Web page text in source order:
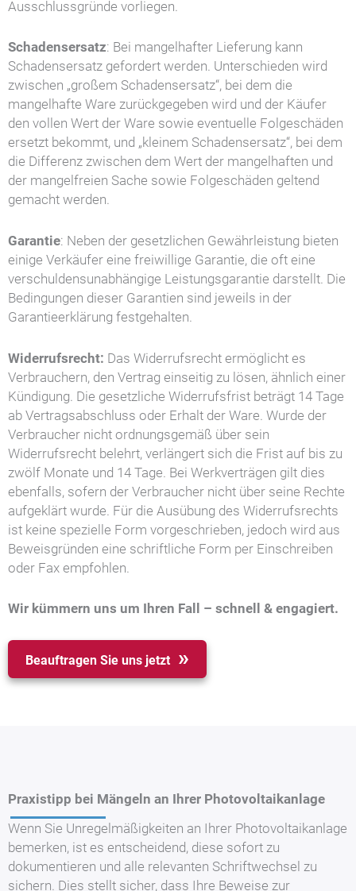
Ausschlussgründe vorliegen.
Schadensersatz: Bei mangelhafter Lieferung kann
Schadensersatz gefordert werden. Unterschieden wird
zwischen „großem Schadensersatz“, bei dem die
mangelhafte Ware zurückgegeben wird und der Käufer
den vollen Wert der Ware sowie eventuelle Folgeschäden
ersetzt bekommt, und „kleinem Schadensersatz“, bei dem
die Differenz zwischen dem Wert der mangelhaften und
der mangelfreien Sache sowie Folgeschäden geltend
gemacht werden.
Garantie: Neben der gesetzlichen Gewährleistung bieten
einige Verkäufer eine freiwillige Garantie, die oft eine
verschuldensunabhängige Leistungsgarantie darstellt. Die
Bedingungen dieser Garantien sind jeweils in der
Garantieerklärung festgehalten.
Widerrufsrecht: Das Widerrufsrecht ermöglicht es
Verbrauchern, den Vertrag einseitig zu lösen, ähnlich einer
Kündigung. Die gesetzliche Widerrufsfrist beträgt 14 Tage
ab Vertragsabschluss oder Erhalt der Ware. Wurde der
Verbraucher nicht ordnungsgemäß über sein
Widerrufsrecht belehrt, verlängert sich die Frist auf bis zu
zwölf Monate und 14 Tage. Bei Werkverträgen gilt dies
ebenfalls, sofern der Verbraucher nicht über seine Rechte
aufgeklärt wurde. Für die Ausübung des Widerrufsrechts
ist keine spezielle Form vorgeschrieben, jedoch wird aus
Beweisgründen eine schriftliche Form per Einschreiben
oder Fax empfohlen.
Wir kümmern uns um Ihren Fall – schnell & engagiert.
Beauftragen Sie uns jetzt
Praxistipp bei Mängeln an Ihrer Photovoltaikanlage
Wenn Sie Unregelmäßigkeiten an Ihrer Photovoltaikanlage
bemerken, ist es entscheidend, diese sofort zu
dokumentieren und alle relevanten Schriftwechsel zu
sichern. Dies stellt sicher, dass Ihre Beweise zur